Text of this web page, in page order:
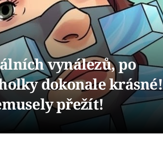
vynálezů, po
dokonale krásné!
přežít!